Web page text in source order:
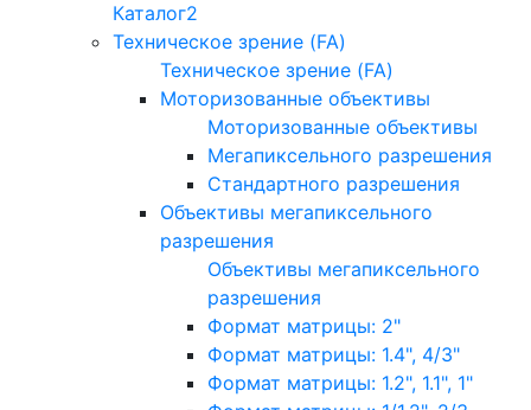
Каталог2
Техническое зрение (FA)
Техническое зрение (FA)
Моторизованные объективы
Моторизованные объективы
Мегапиксельного разрешения
Стандартного разрешения
Объективы мегапиксельного
разрешения
Объективы мегапиксельного
разрешения
Формат матрицы: 2"
Формат матрицы: 1.4", 4/3"
Формат матрицы: 1.2", 1.1", 1"